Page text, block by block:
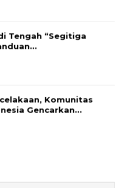
Tengah “Segitiga
Komunitas
Gencarkan…